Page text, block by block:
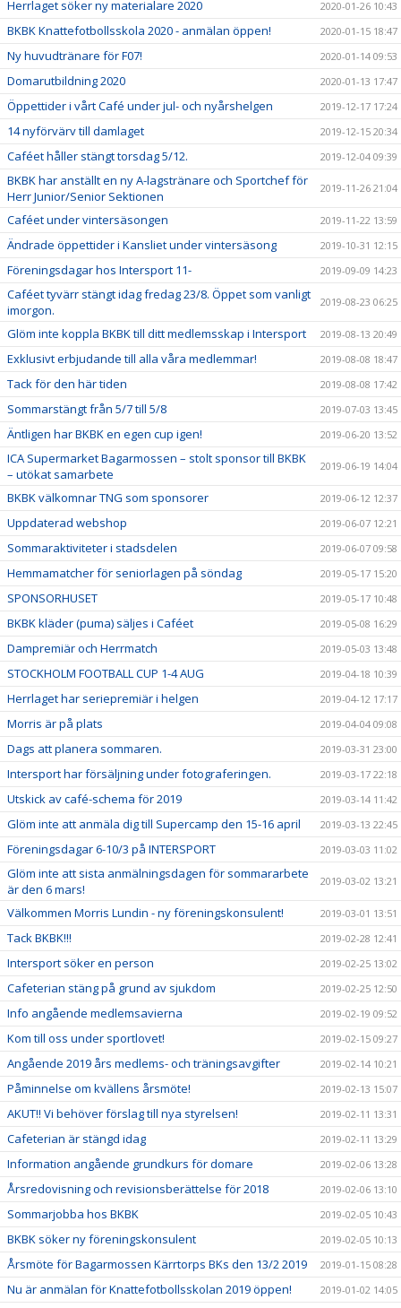
Herrlaget söker ny materialare 2020 2020-01-26 10:43
BKBK Knattefotbollsskola 2020 - anmälan öppen! 2020-01-15 18:47
Ny huvudtränare för F07! 2020-01-14 09:53
Domarutbildning 2020 2020-01-13 17:47
Öppettider i vårt Café under jul- och nyårshelgen 2019-12-17 17:24
14 nyförvärv till damlaget 2019-12-15 20:34
Caféet håller stängt torsdag 5/12. 2019-12-04 09:39
BKBK har anställt en ny A-lagstränare och Sportchef för
Herr Junior/Senior Sektionen
2019-11-26 21:04
Caféet under vintersäsongen 2019-11-22 13:59
Ändrade öppettider i Kansliet under vintersäsong 2019-10-31 12:15
Föreningsdagar hos Intersport 11- 2019-09-09 14:23
Caféet tyvärr stängt idag fredag 23/8. Öppet som vanligt
imorgon.
2019-08-23 06:25
Glöm inte koppla BKBK till ditt medlemsskap i Intersport 2019-08-13 20:49
Exklusivt erbjudande till alla våra medlemmar! 2019-08-08 18:47
Tack för den här tiden 2019-08-08 17:42
Sommarstängt från 5/7 till 5/8 2019-07-03 13:45
Äntligen har BKBK en egen cup igen! 2019-06-20 13:52
ICA Supermarket Bagarmossen – stolt sponsor till BKBK
– utökat samarbete
2019-06-19 14:04
BKBK välkomnar TNG som sponsorer 2019-06-12 12:37
Uppdaterad webshop 2019-06-07 12:21
Sommaraktiviteter i stadsdelen 2019-06-07 09:58
Hemmamatcher för seniorlagen på söndag 2019-05-17 15:20
SPONSORHUSET 2019-05-17 10:48
BKBK kläder (puma) säljes i Caféet 2019-05-08 16:29
Dampremiär och Herrmatch 2019-05-03 13:48
STOCKHOLM FOOTBALL CUP 1-4 AUG 2019-04-18 10:39
Herrlaget har seriepremiär i helgen 2019-04-12 17:17
Morris är på plats 2019-04-04 09:08
Dags att planera sommaren. 2019-03-31 23:00
Intersport har försäljning under fotograferingen. 2019-03-17 22:18
Utskick av café-schema för 2019 2019-03-14 11:42
Glöm inte att anmäla dig till Supercamp den 15-16 april 2019-03-13 22:45
Föreningsdagar 6-10/3 på INTERSPORT 2019-03-03 11:02
Glöm inte att sista anmälningsdagen för sommararbete
är den 6 mars!
2019-03-02 13:21
Välkommen Morris Lundin - ny föreningskonsulent! 2019-03-01 13:51
Tack BKBK!!! 2019-02-28 12:41
Intersport söker en person 2019-02-25 13:02
Cafeterian stäng på grund av sjukdom 2019-02-25 12:50
Info angående medlemsavierna 2019-02-19 09:52
Kom till oss under sportlovet! 2019-02-15 09:27
Angående 2019 års medlems- och träningsavgifter 2019-02-14 10:21
Påminnelse om kvällens årsmöte! 2019-02-13 15:07
AKUT!! Vi behöver förslag till nya styrelsen! 2019-02-11 13:31
Cafeterian är stängd idag 2019-02-11 13:29
Information angående grundkurs för domare 2019-02-06 13:28
Årsredovisning och revisionsberättelse för 2018 2019-02-06 13:10
Sommarjobba hos BKBK 2019-02-05 10:43
BKBK söker ny föreningskonsulent 2019-02-05 10:13
Årsmöte för Bagarmossen Kärrtorps BKs den 13/2 2019 2019-01-15 08:28
Nu är anmälan för Knattefotbollsskolan 2019 öppen! 2019-01-02 14:05